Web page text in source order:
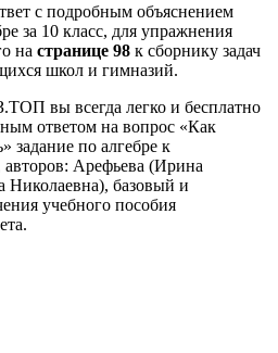
c подробным объяснением
за 10 класс, для упражнения
на странице 98 к сборнику задач
школ и гимназий.
вы всегда легко и бесплатно
ответом на вопрос «Как
задание по алгебре к
Арефьева (Ирина
Николаевна), базовый и
учебного пособия